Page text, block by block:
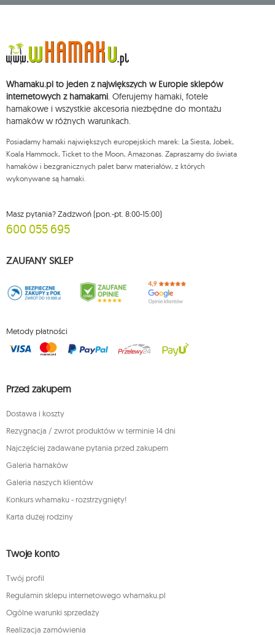
Dane będą przetwarzane w celu wysyłki newslettera i przechowywane do
chwili rezygnacji z subskrypcji.
Przysługuje Ci prawo do żądania dostępu do swoich danych osobowych,
sprzeciwu wobec przetwarzania swoich danych oraz prawo do
wniesienia skargi do organu nadzorczego oraz cofnięcia zgody w
dowolnym momencie bez wpływu na zgodność z prawem przetwarzania,
którego dokonano na podstawie zgody przed jej cofnięciem. W tym celu
możesz kontaktować się z działem obsługi klienta Mouton Interactive pod
Więcej informacji: www.mouton.pl/ODO
Whamaku.pl to jeden z największych w Europie sklepów
internetowych z hamakami. Oferujemy hamaki, fotele
hamakowe i wszystkie akcesoria niezbędne do montażu
hamaków w różnych warunkach.
Posiadamy hamaki największych europejskich marek: La Siesta, Jobek,
Koala Hammock, Ticket to the Moon, Amazonas. Zapraszamy do świata
hamaków i bezgranicznych palet barw materiałów, z których
wykonywane są hamaki.
Masz pytania? Zadzwoń (pon.-pt. 8:00-15:00)
600 055 695
ZAUFANY SKLEP
Metody płatności
Przed zakupem
Dostawa i koszty
Rezygnacja / zwrot produktów w terminie 14 dni
Najczęściej zadawane pytania przed zakupem
Galeria hamaków
Galeria naszych klientów
Konkurs whamaku - rozstrzygnięty!
Karta dużej rodziny
Twoje konto
Twój profil
Regulamin sklepu internetowego whamaku.pl
Ogólne warunki sprzedaży
Realizacja zamówienia